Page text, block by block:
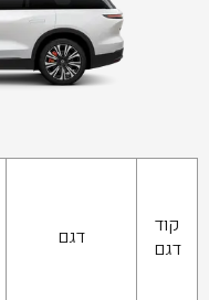
קוד
דגם
דגם